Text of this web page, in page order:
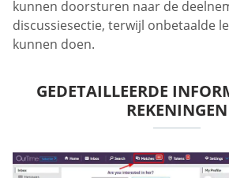
kunnen doorsturen naar de
discussiesectie, terwijl onbetaalde
kunnen doen.
GEDETAILLEERDE
REKENINGEN